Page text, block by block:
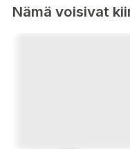
Nämä voisivat